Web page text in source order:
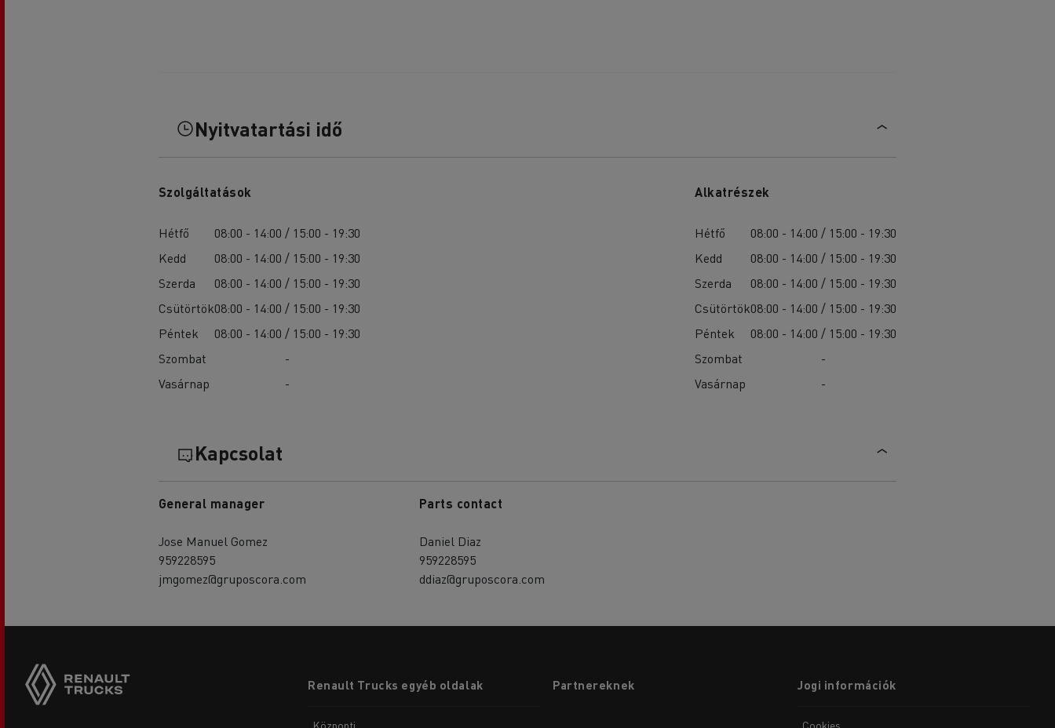
Nyitvatartási idő
Szolgáltatások
Hétfő
08:00 - 14:00 / 15:00 - 19:30
Kedd
08:00 - 14:00 / 15:00 - 19:30
Szerda
08:00 - 14:00 / 15:00 - 19:30
Csütörtök08:00 - 14:00 / 15:00 - 19:30
Péntek
08:00 - 14:00 / 15:00 - 19:30
Szombat
-
Vasárnap
-
Alkatrészek
Hétfő
08:00 - 14:00 / 15:00 - 19:30
Kedd
08:00 - 14:00 / 15:00 - 19:30
Szerda
08:00 - 14:00 / 15:00 - 19:30
Csütörtök08:00 - 14:00 / 15:00 - 19:30
Péntek
08:00 - 14:00 / 15:00 - 19:30
Szombat
-
Vasárnap
-
Kapcsolat
General manager
Jose Manuel Gomez
959228595
jmgomez@gruposcora.com
Parts contact
Daniel Diaz
959228595
ddiaz@gruposcora.com
menuRenault Trucks egyéb oldalak
Központi
Partnereknek Jogi információk
Cookies